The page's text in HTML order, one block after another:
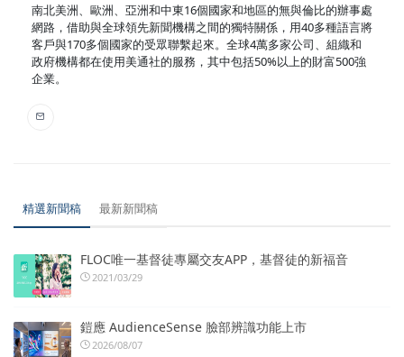
南北美洲、歐洲、亞洲和中東16個國家和地區的無與倫比的辦事處
網路，借助與全球領先新聞機構之間的獨特關係，用40多種語言將
客戶與170多個國家的受眾聯繫起來。全球4萬多家公司、組織和
政府機構都在使用美通社的服務，其中包括50%以上的財富500強
企業。
精選新聞稿 最新新聞稿
FLOC唯一基督徒專屬交友APP，基督徒的新福音
2021/03/29
鎧應 AudienceSense 臉部辨識功能上市
2026/08/07